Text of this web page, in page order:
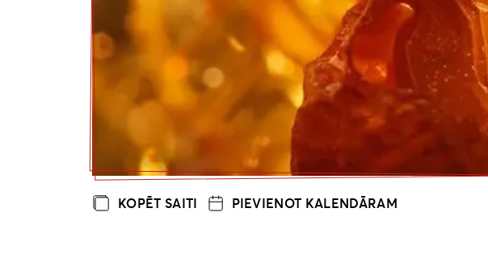
KOPĒT SAITI PIEVIENOT KALENDĀRAM